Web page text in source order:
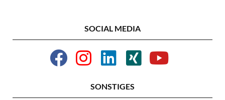
SOCIAL MEDIA
SONSTIGES